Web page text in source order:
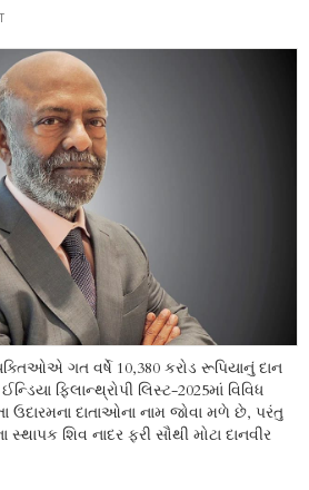
ગત વર્ષે 10,380 કરોડ રૂપિયાનું દાન
ફિલાન્થ્રોપી લિસ્ટ-2025માં વિવિધ
ઉદારમના દાતાઓના નામ જોવા મળે છે, પરંતુ
શિવ નાદર ફરી સૌથી મોટા દાનવીર